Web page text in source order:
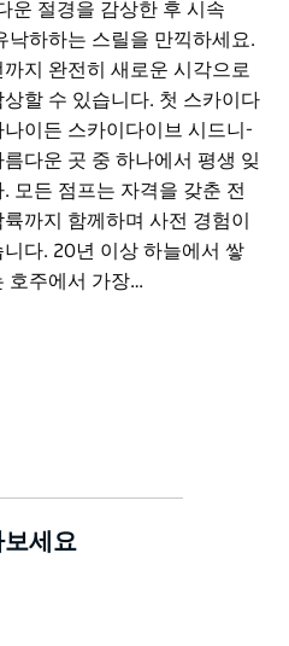
운 절경을 감상한 후 시속
하하는 스릴을 만끽하세요.
지 완전히 새로운 시각으로
할 수 있습니다. 첫 스카이다
이든 스카이다이브 시드니-
다운 곳 중 하나에서 평생 잊
모든 점프는 자격을 갖춘 전
까지 함께하며 사전 경험이
다. 20년 이상 하늘에서 쌓
호주에서 가장…
아의 8개 지점 중 첫 번째 드
다. 최대 4,577미터 상공에
운 절경을 감상한 후 시속
하하는 스릴을 만끽하세요.
할 수 있습니다. 첫 스카이다
이든 스카이다이브 시드니-
세요